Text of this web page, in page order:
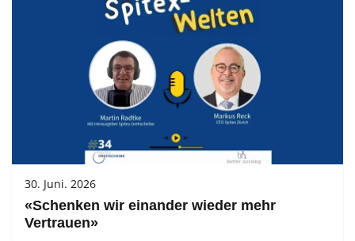
30. Juni. 2026
«Schenken wir einander wieder mehr
Vertrauen»